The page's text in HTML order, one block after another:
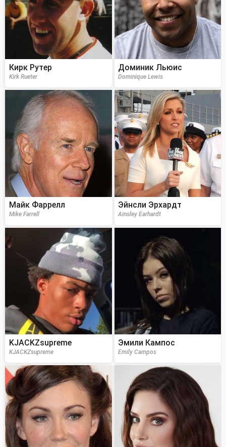
Кирк Рутер
Kirk Rueter
Доминик Льюис
Dominique Lewis
Майк Фаррелл
Mike Farrell
Эйнсли Эрхардт
Ainsley Earhardt
KJACKZsupreme
KJACKZsupreme
Эмили Кампос
Emily Campos